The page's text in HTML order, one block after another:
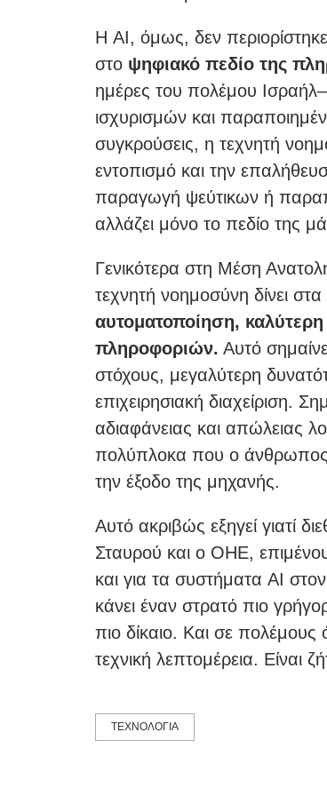
Η AI, όμως, δεν
στο ψηφιακό πεδίο της
ημέρες του πολέμου
ισχυρισμών και
συγκρούσεις, η τεχνητή
εντοπισμό και την
παραγωγή ψεύτικων ή
αλλάζει μόνο το πεδίο της
Γενικότερα στη Μέση
τεχνητή νοημοσύνη δίνει
αυτοματοποίηση,
πληροφοριών. Αυτό
στόχους, μεγαλύτερη
επιχειρησιακή διαχείριση.
αδιαφάνειας και απώλειας
πολύπλοκα που ο άνθρωπος
την έξοδο της μηχανής.
Αυτό ακριβώς εξηγεί γιατί
Σταυρού και ο ΟΗΕ,
και για τα συστήματα AI
κάνει έναν στρατό πιο
πιο δίκαιο. Και σε
τεχνική λεπτομέρεια. Είναι
ΤΕΧΝΟΛΟΓΙΑ